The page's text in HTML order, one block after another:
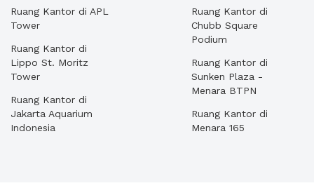
Ruang Kantor di APL
Tower
Ruang Kantor di
Lippo St. Moritz
Tower
Ruang Kantor di
Jakarta Aquarium
Indonesia
Ruang Kantor di
Chubb Square
Podium
Ruang Kantor di
Sunken Plaza -
Menara BTPN
Ruang Kantor di
Menara 165